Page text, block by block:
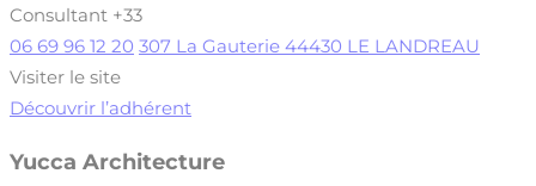
Consultant +33
06 69 96 12 20 307 La Gauterie 44430 LE LANDREAU
Visiter le site
Découvrir l’adhérent
Yucca Architecture